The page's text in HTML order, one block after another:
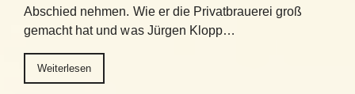
Abschied nehmen. Wie er die Privatbrauerei groß
gemacht hat und was Jürgen Klopp…
Weiterlesen